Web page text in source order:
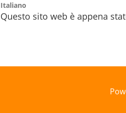
Italiano
Questo sito web è appena